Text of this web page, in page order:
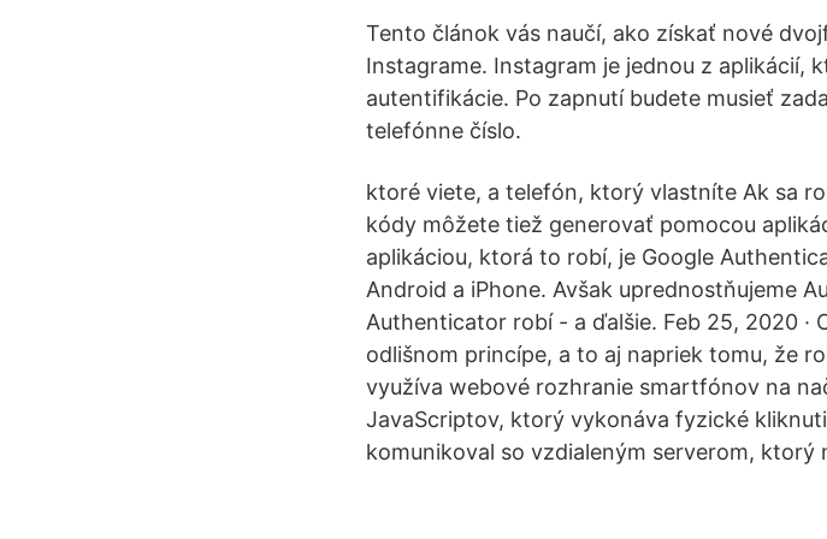
Tento článok vás naučí, ako získať nové
Instagrame. Instagram je jednou z aplikácií,
autentifikácie. Po zapnutí budete musieť
telefónne číslo.
ktoré viete, a telefón, ktorý vlastníte Ak sa
kódy môžete tiež generovať pomocou
aplikáciou, ktorá to robí, je Google
Android a iPhone. Avšak uprednostňujeme
Authenticator robí - a ďalšie. Feb 25, 2020
odlišnom princípe, a to aj napriek tomu, že
využíva webové rozhranie smartfónov na
JavaScriptov, ktorý vykonáva fyzické
komunikoval so vzdialeným serverom, ktorý